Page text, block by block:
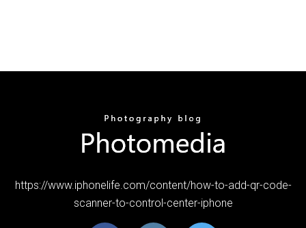
https://www.iphonelife.com/content/how-to-add-qr-code-
scanner-to-control-center-iphone